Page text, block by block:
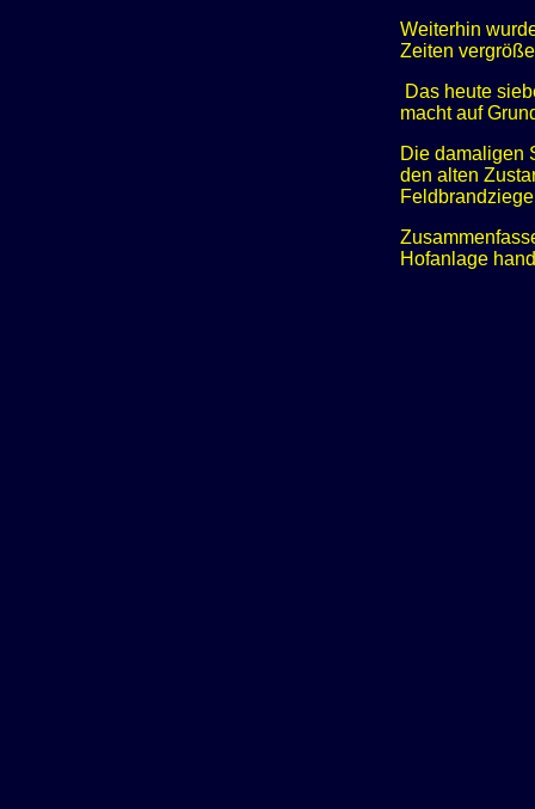
Weiterhin
Zeiten
Das heute
macht auf
Die damaligen
den alten
Hofanlage